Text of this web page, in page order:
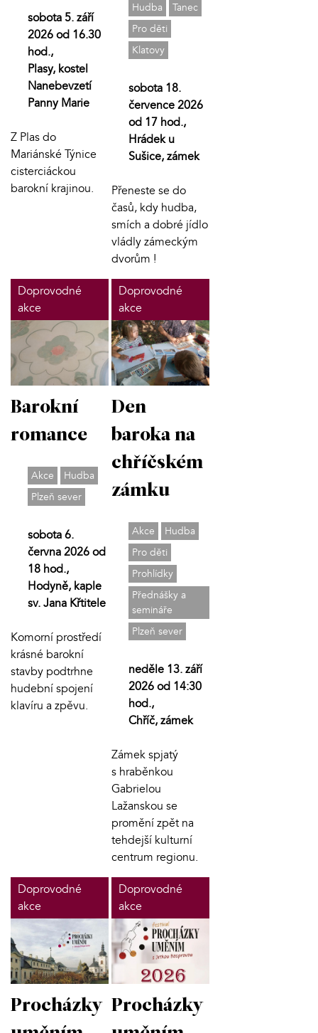
sobota 5. září
2026 od 16.30
hod.,
Plasy, kostel
Nanebevzetí
Panny Marie
Z Plas do
Mariánské Týnice
cisterciáckou
barokní krajinou.
Hudba
Tanec
Pro děti
Klatovy
sobota 18.
července 2026
od 17 hod.,
Hrádek u
Sušice, zámek
Přeneste se do
časů, kdy hudba,
smích a dobré jídlo
vládly zámeckým
dvorům !
Doprovodné
akce
Barokní
romance
Akce
Hudba
Plzeň sever
sobota 6.
června 2026 od
18 hod.,
Hodyně, kaple
sv. Jana Křtitele
Komorní prostředí
krásné barokní
stavby podtrhne
hudební spojení
klavíru a zpěvu.
Doprovodné
akce
Den
baroka na
chříčském
zámku
Akce
Hudba
Pro děti
Prohlídky
Přednášky a
semináře
Plzeň sever
neděle 13. září
2026 od 14:30
hod.,
Chříč, zámek
Zámek spjatý
s hraběnkou
Gabrielou
Lažanskou se
promění zpět na
tehdejší kulturní
centrum regionu.
Doprovodné
akce
Procházky
Doprovodné
akce
Procházky